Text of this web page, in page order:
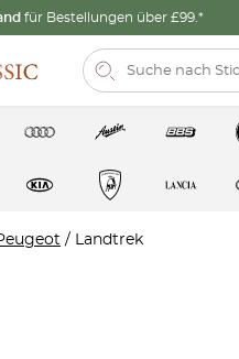
für Bestellungen über £99.*
/ Landtrek